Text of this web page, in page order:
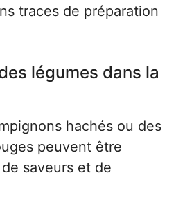
traces de préparation
légumes dans la
hachés ou des
peuvent être
saveurs et de